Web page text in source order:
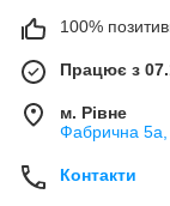
100%
Працює з
м. Рівне
Фабрична 5а,
Контакти